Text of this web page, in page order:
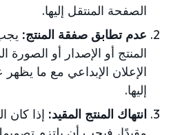
الصفحة المنتقل إليها.
عدم تطابق صفقة المنتج:
المنتج أو الإصدار أو
الإعلان الإبداعي مع ما
إليها.
انتهاك المنتج المقيد: إذا كان